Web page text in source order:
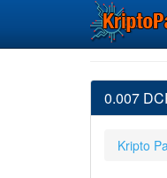
0.007
Kripto